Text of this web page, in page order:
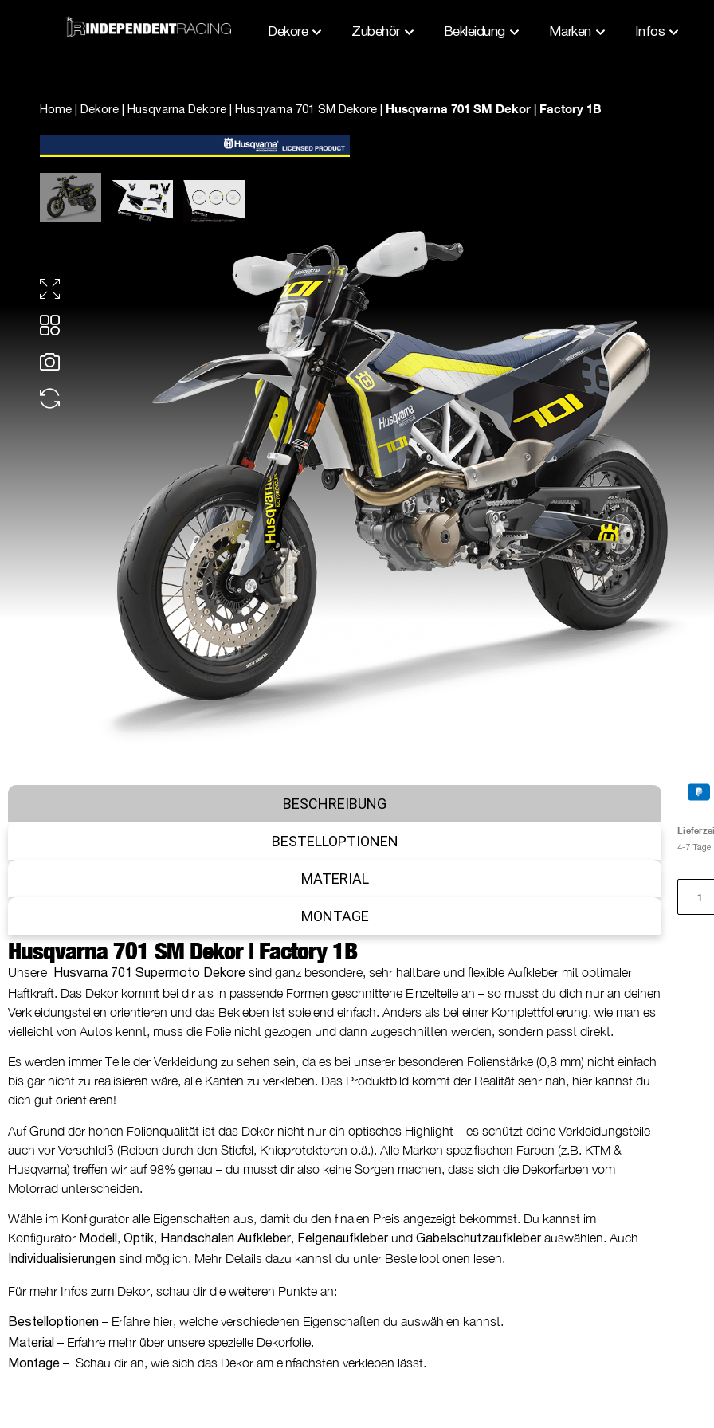
Dekore Zubehör Bekleidung Marken Infos
Home Dekore Husqvarna Dekore Husqvarna 701 SM Dekore Husqvarna 701 SM Dekor | Factory 1B
BESCHREIBUNG
BESTELLOPTIONEN
MATERIAL
MONTAGE
Husqvarna 701 SM Dekor | Factory 1B
Unsere Husvarna 701 Supermoto Dekore sind ganz besondere, sehr haltbare und flexible Aufkleber mit optimaler
Haftkraft. Das Dekor kommt bei dir als in passende Formen geschnittene Einzelteile an – so musst du dich nur an deinen
Verkleidungsteilen orientieren und das Bekleben ist spielend einfach. Anders als bei einer Komplettfolierung, wie man es
vielleicht von Autos kennt, muss die Folie nicht gezogen und dann zugeschnitten werden, sondern passt direkt.
Es werden immer Teile der Verkleidung zu sehen sein, da es bei unserer besonderen Folienstärke (0,8 mm) nicht einfach
bis gar nicht zu realisieren wäre, alle Kanten zu verkleben. Das Produktbild kommt der Realität sehr nah, hier kannst du
dich gut orientieren!
Auf Grund der hohen Folienqualität ist das Dekor nicht nur ein optisches Highlight – es schützt deine Verkleidungsteile
auch vor Verschleiß (Reiben durch den Stiefel, Knieprotektoren o.ä.). Alle Marken spezifischen Farben (z.B. KTM &
Husqvarna) treffen wir auf 98% genau – du musst dir also keine Sorgen machen, dass sich die Dekorfarben vom
Motorrad unterscheiden.
Wähle im Konfigurator alle Eigenschaften aus, damit du den finalen Preis angezeigt bekommst. Du kannst im
Konfigurator Modell , Optik, Handschalen Aufkleber, Felgenaufkleber und Gabelschutzaufkleber auswählen. Auch
Individualisierungen sind möglich. Mehr Details dazu kannst du unter Bestelloptionen lesen.
Für mehr Infos zum Dekor, schau dir die weiteren Punkte an:
Bestelloptionen – Erfahre hier, welche verschiedenen Eigenschaften du auswählen kannst.
Material – Erfahre mehr über unsere spezielle Dekorfolie.
Montage – Schau dir an, wie sich das Dekor am einfachsten verkleben lässt.
4-7